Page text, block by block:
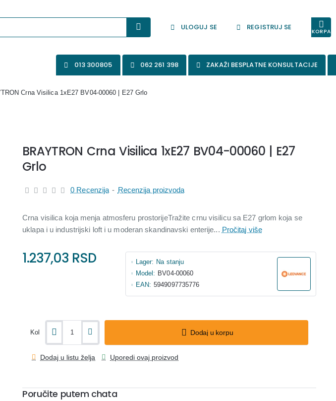
ULOGUJ SE REGISTRUJ SE KORPA
SVE ZA VIDEO NADZOR
013 300805 062 261 398 ZAKAŽI BESPLATNE KONSULTACIJE
Crna Visilica 1xE27 BV04-00060 | E27 Grlo
BRAYTRON Crna Visilica 1xE27 BV04-00060 | E27
Grlo
Crna visilica koja menja atmosferu prostorijeTražite crnu visilicu sa E27 grlom koja se
uklapa i u industrijski loft i u moderan skandinavski enterije... Pročitaj više
0 Recenzija - Recenzija proizvoda
1.237,03 RSD Lager: Na stanju
Model: BV04-00060
EAN: 5949097735776
Kol Dodaj u korpu
Dodaj u listu želja Uporedi ovaj proizvod
Poručite putem chata